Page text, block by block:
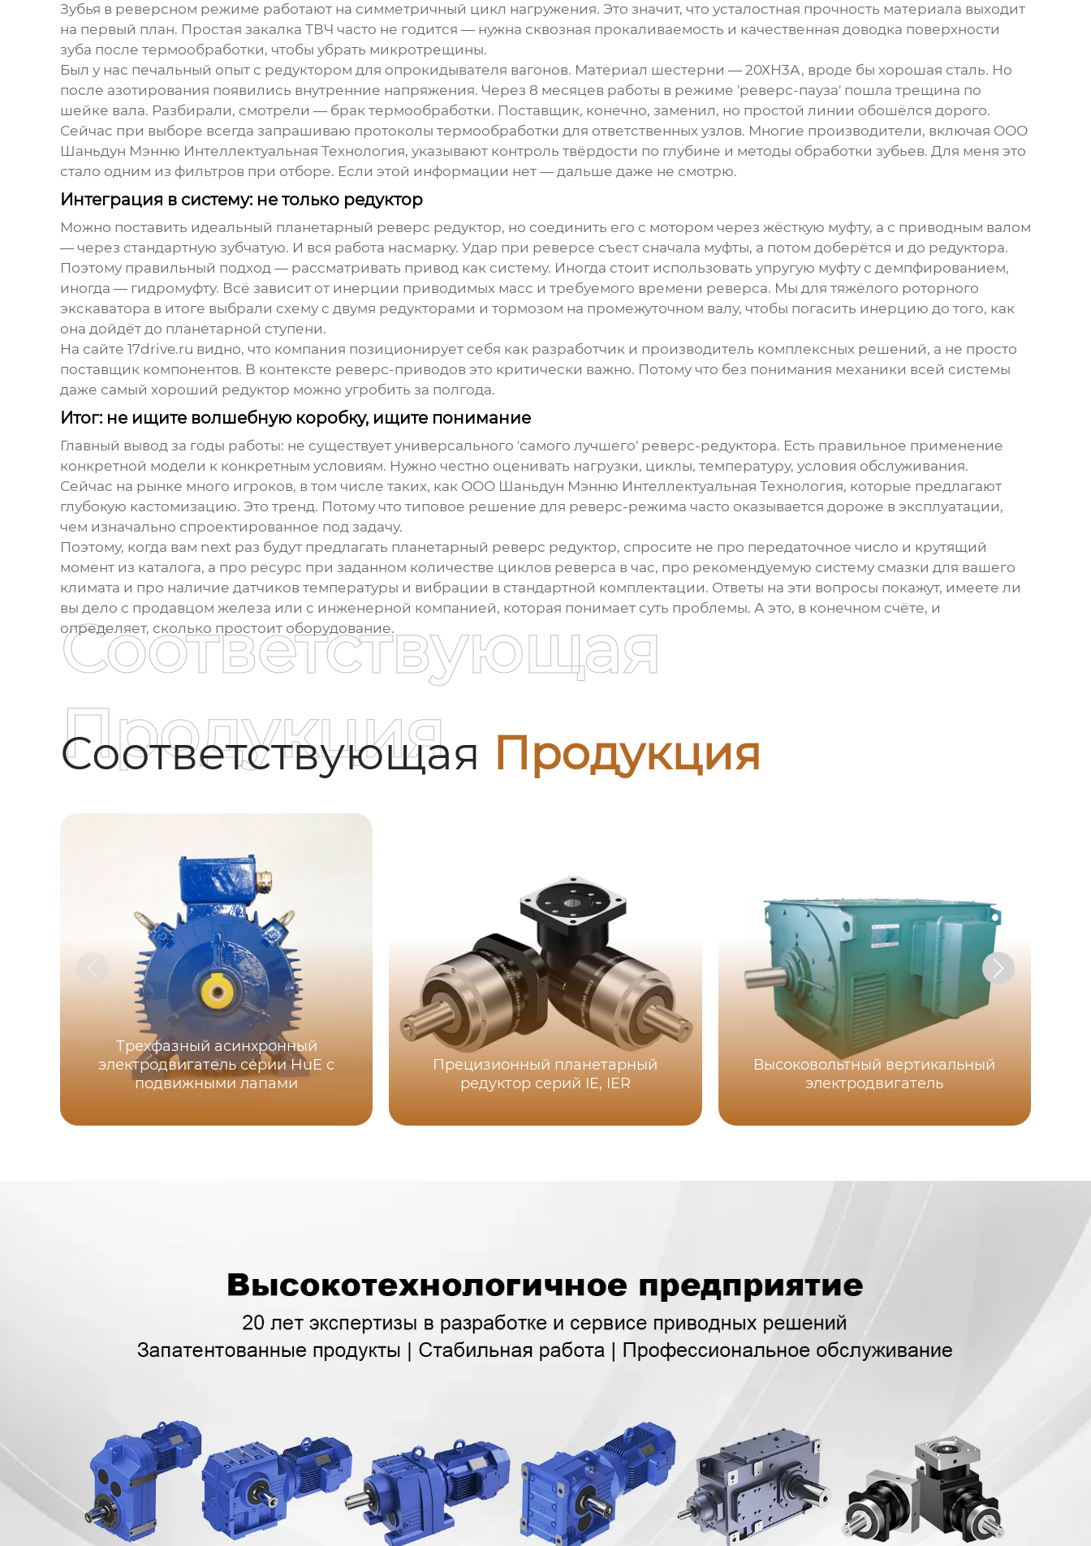
Зубья в реверсном режиме работают на симметричный цикл нагружения. Это значит, что усталостная прочность материала выходит
на первый план. Простая закалка ТВЧ часто не годится — нужна сквозная прокаливаемость и качественная доводка поверхности
зуба после термообработки, чтобы убрать микротрещины.
Был у нас печальный опыт с редуктором для опрокидывателя вагонов. Материал шестерни — 20ХН3А, вроде бы хорошая сталь. Но
после азотирования появились внутренние напряжения. Через 8 месяцев работы в режиме 'реверс-пауза' пошла трещина по
шейке вала. Разбирали, смотрели — брак термообработки. Поставщик, конечно, заменил, но простой линии обошёлся дорого.
Сейчас при выборе всегда запрашиваю протоколы термообработки для ответственных узлов. Многие производители, включая ООО
Шаньдун Мэнню Интеллектуальная Технология, указывают контроль твёрдости по глубине и методы обработки зубьев. Для меня это
стало одним из фильтров при отборе. Если этой информации нет — дальше даже не смотрю.
Интеграция в систему: не только редуктор
Можно поставить идеальный планетарный реверс редуктор, но соединить его с мотором через жёсткую муфту, а с приводным валом
— через стандартную зубчатую. И вся работа насмарку. Удар при реверсе съест сначала муфты, а потом доберётся и до редуктора.
Поэтому правильный подход — рассматривать привод как систему. Иногда стоит использовать упругую муфту с демпфированием,
иногда — гидромуфту. Всё зависит от инерции приводимых масс и требуемого времени реверса. Мы для тяжёлого роторного
экскаватора в итоге выбрали схему с двумя редукторами и тормозом на промежуточном валу, чтобы погасить инерцию до того, как
она дойдёт до планетарной ступени.
На сайте 17drive.ru видно, что компания позиционирует себя как разработчик и производитель комплексных решений, а не просто
поставщик компонентов. В контексте реверс-приводов это критически важно. Потому что без понимания механики всей системы
даже самый хороший редуктор можно угробить за полгода.
Итог: не ищите волшебную коробку, ищите понимание
Главный вывод за годы работы: не существует универсального 'самого лучшего' реверс-редуктора. Есть правильное применение
конкретной модели к конкретным условиям. Нужно честно оценивать нагрузки, циклы, температуру, условия обслуживания.
Сейчас на рынке много игроков, в том числе таких, как ООО Шаньдун Мэнню Интеллектуальная Технология, которые предлагают
глубокую кастомизацию. Это тренд. Потому что типовое решение для реверс-режима часто оказывается дороже в эксплуатации,
чем изначально спроектированное под задачу.
Поэтому, когда вам next раз будут предлагать планетарный реверс редуктор, спросите не про передаточное число и крутящий
момент из каталога, а про ресурс при заданном количестве циклов реверса в час, про рекомендуемую систему смазки для вашего
климата и про наличие датчиков температуры и вибрации в стандартной комплектации. Ответы на эти вопросы покажут, имеете ли
вы дело с продавцом железа или с инженерной компанией, которая понимает суть проблемы. А это, в конечном счёте, и
определяет, сколько простоит оборудование.
Соответствующая Продукция
Соответствующая
Продукция
Трехфазный асинхронный
электродвигатель серии HuE с
подвижными лапами
Прецизионный планетарный
редуктор серий IE, IER
Высоковольтный вертикальный
электродвигатель